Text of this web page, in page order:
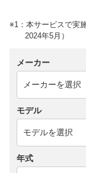
※1：本サービスで実
2024年5月）
メーカー
モデル
年式